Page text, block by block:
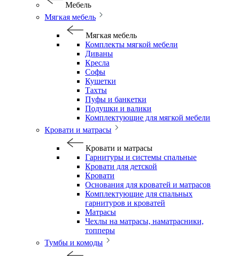
Мебель
Мягкая мебель
Мягкая мебель
Комплекты мягкой мебели
Диваны
Кресла
Софы
Кушетки
Тахты
Пуфы и банкетки
Подушки и валики
Комплектующие для мягкой мебели
Кровати и матрасы
Кровати и матрасы
Гарнитуры и системы спальные
Кровати для детской
Кровати
Основания для кроватей и матрасов
Комплектующие для спальных
гарнитуров и кроватей
Матрасы
Чехлы на матрасы, наматрасники,
топперы
Тумбы и комоды